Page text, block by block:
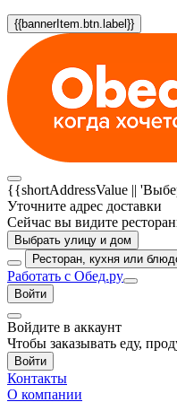
{{bannerItem.btn.label}}
{{shortAddressValue ||
Уточните адрес доставки
Сейчас вы видите
Выбрать улицу и дом
Ресторан, кухня или
Работать с Обед.ру
Войти
Войдите в аккаунт
Чтобы заказывать еду,
Войти
Контакты
О компании